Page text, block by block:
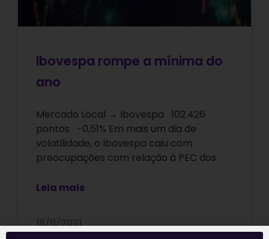
Ibovespa rompe a mínima do
ano
Mercado Local → Ibovespa 102.426
pontos -0,51% Em mais um dia de
volatilidade, o Ibovespa caiu com
preocupações com relação à PEC dos
Leia mais
18/11/2021